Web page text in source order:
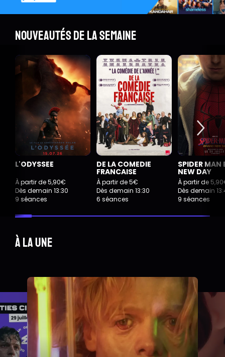
Nouveautés de la semaine
L'ODYSSEE
À partir de 5,90€
Dès demain 13:30
9 séances
DE LA COMEDIE
FRANCAISE
À partir de 5€
Dès demain 13:30
6 séances
SPIDER MAN
NEW DAY
À partir de
Dès demain
9 séances
À la une